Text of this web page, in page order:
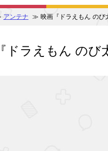
アンテナ ≫ 映画『ドラえもん のび
ドラえもん のび